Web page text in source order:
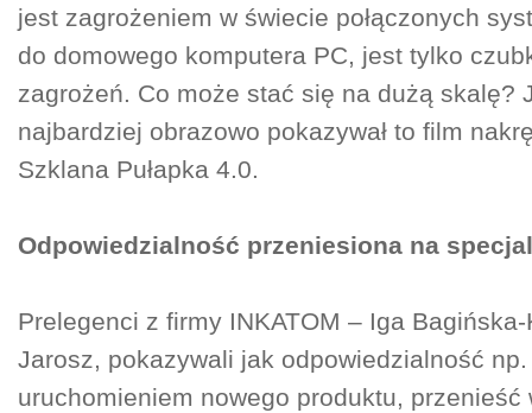
jest zagrożeniem w świecie połączonych
do domowego komputera PC, jest tylko
zagrożeń. Co może stać się na dużą skalę?
najbardziej obrazowo pokazywał to film
Szklana Pułapka 4.0.
Odpowiedzialność przeniesiona na
Prelegenci z firmy INKATOM – Iga Bagińska-
Jarosz, pokazywali jak odpowiedzialność
uruchomieniem nowego produktu, przenieść